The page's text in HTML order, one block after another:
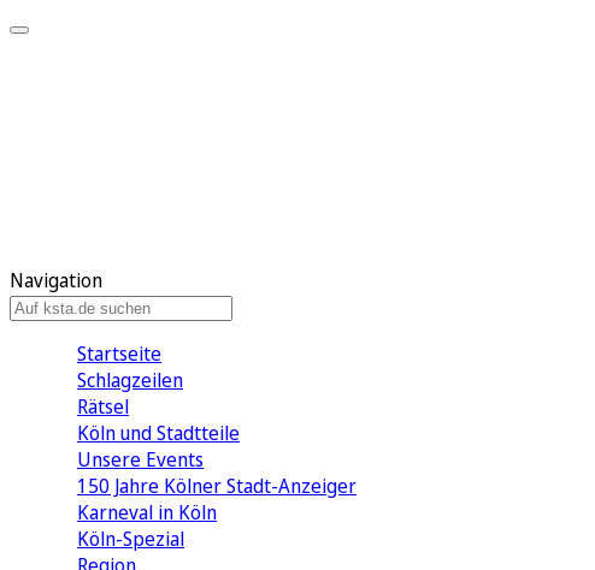
Navigation
Startseite
Schlagzeilen
Rätsel
Köln und Stadtteile
Unsere Events
150 Jahre Kölner Stadt-Anzeiger
Karneval in Köln
Köln-Spezial